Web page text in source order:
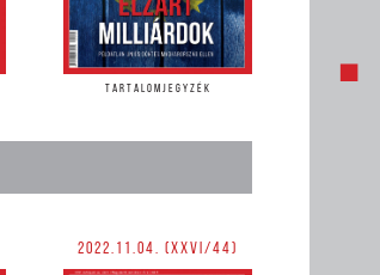
TARTALOMJEGYZÉK
2022.11.04. (XXVI/44)